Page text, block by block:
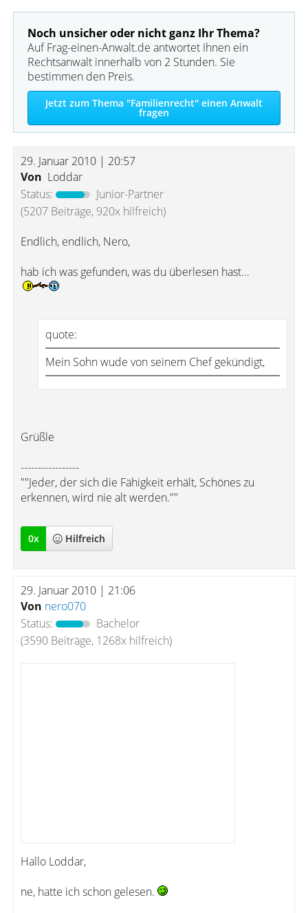
Noch unsicher oder nicht ganz Ihr Thema?
Auf Frag-einen-Anwalt.de antwortet Ihnen ein
Rechtsanwalt innerhalb von 2 Stunden. Sie
bestimmen den Preis.
Jetzt zum Thema "Familienrecht" einen Anwalt
fragen
29. Januar 2010 | 20:57
Von Loddar
Status:
Junior-Partner
(5207 Beiträge, 920x hilfreich)
Endlich, endlich, Nero,
hab ich was gefunden, was du überlesen hast...
quote:
Mein Sohn wude von seinem Chef gekündigt,
Grüßle
-----------------
""Jeder, der sich die Fähigkeit erhält, Schönes zu
erkennen, wird nie alt werden.""
0x Hilfreich
29. Januar 2010 | 21:06
Von nero070
Status:
Bachelor
(3590 Beiträge, 1268x hilfreich)
Hallo Loddar,
ne, hatte ich schon gelesen.